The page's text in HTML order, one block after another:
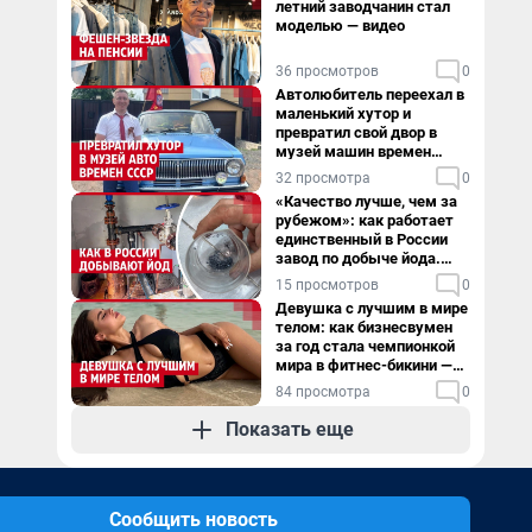
летний заводчанин стал
моделью — видео
36 просмотров 0
Автолюбитель переехал в
маленький хутор и
превратил свой двор в
музей машин времен
СССР. Видео
32 просмотра 0
«Качество лучше, чем за
рубежом»: как работает
единственный в России
завод по добыче йода.
Видео
15 просмотров 0
Девушка с лучшим в мире
телом: как бизнесвумен
за год стала чемпионкой
мира в фитнес-бикини —
видео
84 просмотра 0
Показать еще
Сообщить новость